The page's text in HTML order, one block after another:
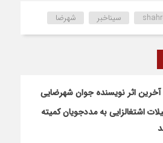
سیناخبر شهرضا
آخرین اثر نویسنده جوان شهرضایی
اشتغالزایی به مددجویان کمیته